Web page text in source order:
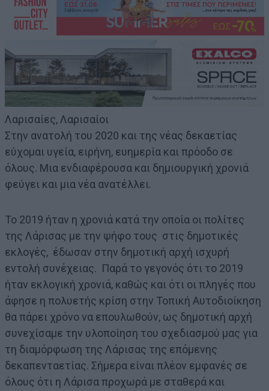
Λαρισαίες, Λαρισαίοι
Στην ανατολή του 2020 και της νέας δεκαετίας
εύχομαι υγεία, ειρήνη, ευημερία και πρόοδο σε
όλους. Μια ενδιαφέρουσα και δημιουργική χρονιά
φεύγει και μια νέα ανατέλλει.
To 2019 ήταν η χρονιά κατά την οποία οι πολίτες
της Λάρισας με την ψήφο τους στις δημοτικές
εκλογές, έδωσαν στην δημοτική αρχή ισχυρή
εντολή συνέχειας. Παρά το γεγονός ότι το 2019
ήταν εκλογική χρονιά, καθώς και ότι οι πληγές που
άφησε η πολυετής κρίση στην Τοπική Αυτοδιοίκηση
θα πάρει χρόνο να επουλωθούν, ως δημοτική αρχή
συνεχίσαμε την υλοποίηση του σχεδιασμού μας για
τη διαμόρφωση της Λάρισας της επόμενης
δεκαπενταετίας. Σήμερα είναι πλέον εμφανές σε
όλους ότι η Λάρισα προχωρά με σταθερά και